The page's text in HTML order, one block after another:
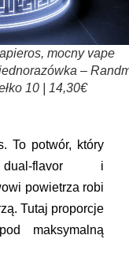
mocny vape
–
10 | 14,30€
To potwór, który
flavor i
powietrza robi
Tutaj proporcje
maksymalną